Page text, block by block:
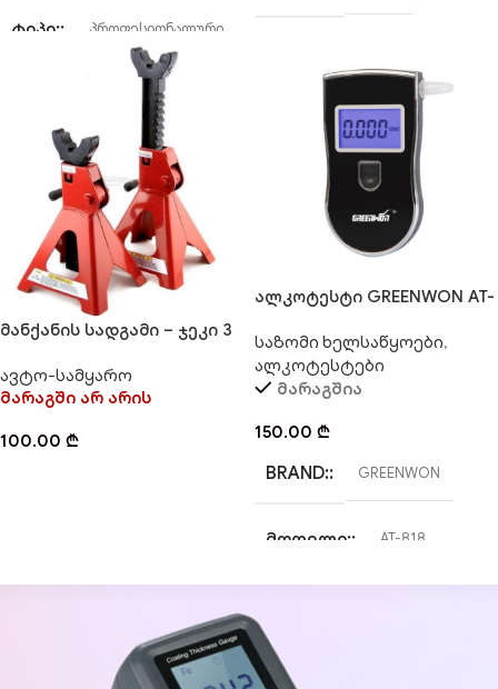
ᲢᲘᲞᲘ: პროფესიონალური
მანქანის სადგამი – ჯეკი 3
ავტო-სამყარო
მარაგში არ არის
100.00 ₾
ალკოტესტი GREENWON AT-
საზომი ხელსაწყოები,
ალკოტესტები
მარაგშია
150.00 ₾
BRAND: GREENWON
ᲛᲝᲓᲔᲚᲘ: AT-818